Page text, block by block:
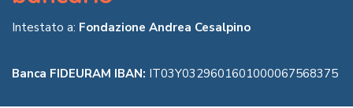
Intestato a: Fondazione Andrea Cesalpino
Banca FIDEURAM IBAN: IT03Y0329601601000067568375